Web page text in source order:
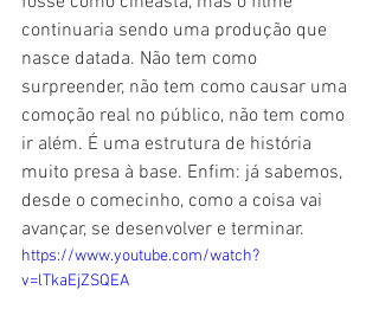
continuaria sendo uma produção que
nasce datada. Não tem como
surpreender, não tem como causar uma
comoção real no público, não tem como
ir além. É uma estrutura de história
muito presa à base. Enfim: já sabemos,
desde o comecinho, como a coisa vai
avançar, se desenvolver e terminar.
https://www.youtube.com/watch?
v=lTkaEjZSQEA